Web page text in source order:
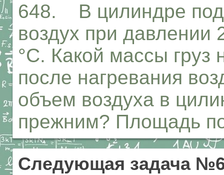
648. В цилиндре
воздух при давлении
°С. Какой массы груз
после нагревания
объем воздуха в
прежним? Площадь
Следующая задача